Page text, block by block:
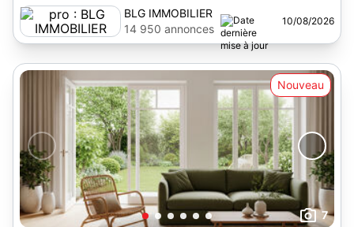
BLG IMMOBILIER
14 950 annonces
10/08/2026
Nouveau
7